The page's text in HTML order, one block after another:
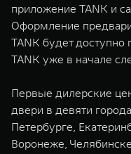
приложение TANK и
Оформление
TANK будет
TANK уже в начале
Первые дилерские
двери в девяти
Петербурге,
Воронеже,